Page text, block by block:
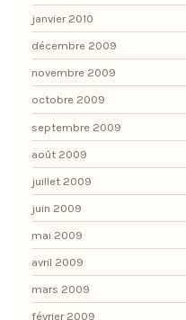
janvier 2010
décembre 2009
novembre 2009
octobre 2009
septembre 2009
août 2009
juillet 2009
juin 2009
mai 2009
avril 2009
mars 2009
février 2009